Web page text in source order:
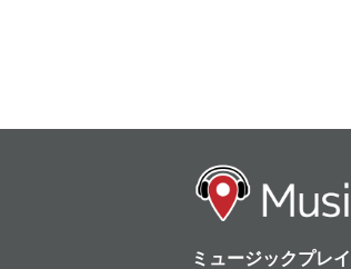
ミュージックプレ